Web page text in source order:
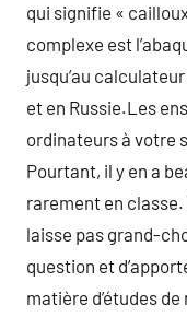
qui signifie «
complexe est
jusqu’au
et en Russie.Les
ordinateurs à votre
Pourtant, il y en a
rarement en
laisse pas grand-
question et
matière d’études